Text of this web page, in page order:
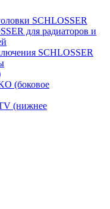
SCHLOSSER
для радиаторов и
SCHLOSSER
(боковое
(нижнее